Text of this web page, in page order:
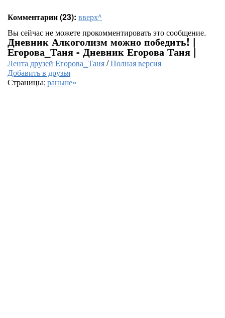
Комментарии (23): вверх^
Вы сейчас не можете прокомментировать это сообщение.
Дневник Алкоголизм можно победить! |
Егорова_Таня - Дневник Егорова Таня |
Лента друзей Егорова_Таня/Полная версия
Добавить в друзья
Страницы: раньше»